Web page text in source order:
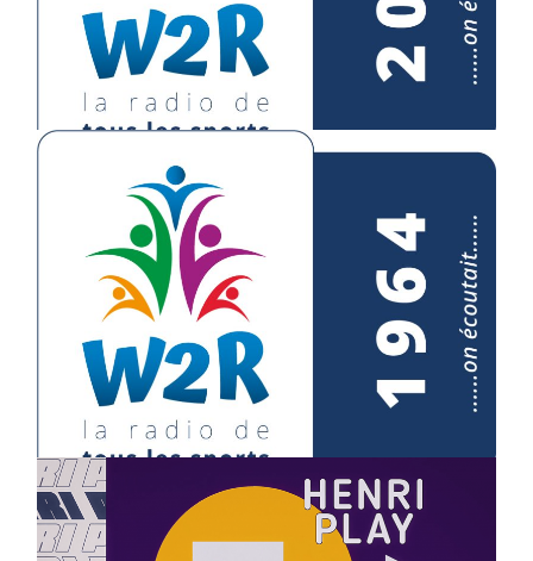
EN 2016 ON ÉCOUTAIT
07/01/2026
EN 1964 ON ÉCOUTAIT
05/06/2024